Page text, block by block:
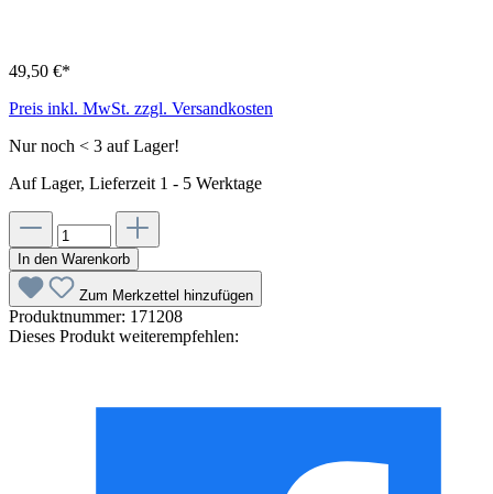
49,50 €*
Preis inkl. MwSt. zzgl. Versandkosten
Nur noch < 3 auf Lager!
Auf Lager, Lieferzeit 1 - 5 Werktage
In den Warenkorb
Zum Merkzettel hinzufügen
Produktnummer: 171208
Dieses Produkt weiterempfehlen: